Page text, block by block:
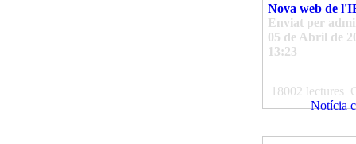
Nova web de
Enviat per
05 de Abril de
13:23
18002 lectures
Notícia